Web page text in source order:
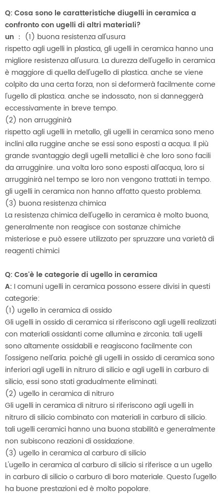
Q: Cosa sono le caratteristiche diugelli in ceramica a
confronto con ugelli di altri materiali?
un ： (1) buona resistenza all'usura
rispetto agli ugelli in plastica, gli ugelli in ceramica hanno una
migliore resistenza all'usura. La durezza dell'ugello in ceramica
è maggiore di quella dell'ugello di plastica. anche se viene
colpito da una certa forza, non si deformerà facilmente come
l'ugello di plastica. anche se indossato, non si danneggerà
eccessivamente in breve tempo.
(2) non arrugginirà
rispetto agli ugelli in metallo, gli ugelli in ceramica sono meno
inclini alla ruggine anche se essi sono esposti a acqua. Il più
grande svantaggio degli ugelli metallici è che loro sono facili
da arrugginire. una volta loro sono esposti all'acqua, loro si
arrugginirà nel tempo se loro non vengono trattati in tempo.
gli ugelli in ceramica non hanno affatto questo problema.
(3) buona resistenza chimica
La resistenza chimica dell'ugello in ceramica è molto buona,
generalmente non reagisce con sostanze chimiche
misteriose e può essere utilizzato per spruzzare una varietà di
reagenti chimici
Q: Cos'è le categorie di ugello in ceramica
A: I comuni ugelli in ceramica possono essere divisi in questi
categorie:
(1) ugello in ceramica di ossido
Gli ugelli in ossido di ceramica si riferiscono agli ugelli realizzati
con materiali ossidanti come allumina e zirconia. tali ugelli
sono altamente ossidabili e reagiscono facilmente con
l'ossigeno nell'aria. poiché gli ugelli in ossido di ceramica sono
inferiori agli ugelli in nitruro di silicio e agli ugelli in carburo di
silicio, essi sono stati gradualmente eliminati.
(2) ugello in ceramica di nitruro
Gli ugelli in ceramica di nitruro si riferiscono agli ugelli in
nitruro di silicio combinato con materiali in carburo di silicio.
tali ugelli ceramici hanno una buona stabilità e generalmente
non subiscono reazioni di ossidazione.
(3) ugello in ceramica al carburo di silicio
L'ugello in ceramica al carburo di silicio si riferisce a un ugello
in carburo di silicio o carburo di boro materiale. Questo l'ugello
ha buone prestazioni ed è molto popolare.